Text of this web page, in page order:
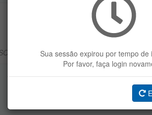
Sua sessão expirou por tempo de
Por favor, faça login
SEM
SISTEMA DE USO
NECESSITE DE ACESSO VOCÊ PODE